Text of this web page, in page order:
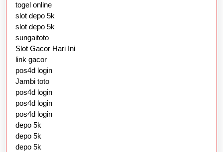
togel online
slot depo 5k
slot depo 5k
sungaitoto
Slot Gacor Hari Ini
link gacor
pos4d login
Jambi toto
pos4d login
pos4d login
pos4d login
depo 5k
depo 5k
depo 5k